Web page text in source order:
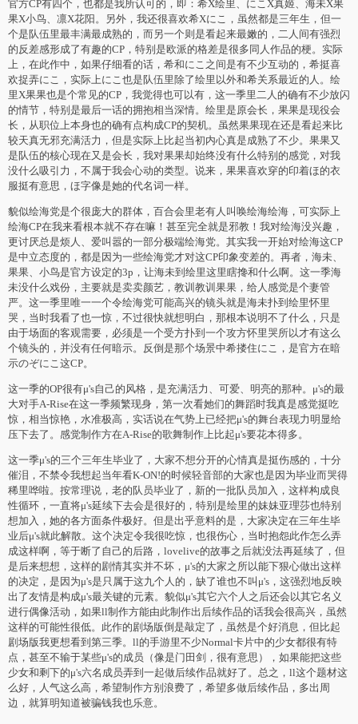
官方CP有四个，也都是我所认可的，即：希X绘里、にこX真姬、海未X果
果X小鸟、凛X花阳。另外，我还很喜欢希Xにこ，虽然都是三年生，但一
个是队伍里最丰满最成熟的，而另一个则是看起来最嫩的，二人间有强烈
的反差感形成了有趣的CP，特别是欧派的格差是很多同人作品的梗。实际
上，在此作中，如果仔细看的话，希和にこ之间是有不少互动的，希挺喜
欢捉弄にこ，实际上にこ也是队伍里除了绘里以外和希关系最近的人。绘
里X果果也是个常见的CP，我觉得也可以有，这一季里二人的确有不少放闪
的情节，特别是最后一话的拥抱相当深情。绘里是原会长，果果是现役会
长，从职位上本身也的确有点构成CP的契机。虽然果果现在还是看起来比
较天真无邪充满活力，但是实际上比起当初内心真是成熟了不少。果果又
是队伍的核心现在又是会长，我对果果却始终没有什么特别的感觉，对我
没什么吸引力，不属于我会心动的类型。说来，果果喜欢穿的印着ほ的衣
服挺有意思，ほ字像是她的代名词一样。
貌似绘海党是个很庞大的群体，百合会里老有人叫唤绘海绘海，可实际上
绘海CP在我来看根本就不存在嘛！甚至完全就是邪教！我对绘海没兴趣，
更讨厌总是烦人、爱叫嚣的一部分极端绘海党。其实我一开始对绘海这CP
是中立态度的，都是因为一些绘海党才对这CP印象变差的。再者，海未、
果果、小鸟是官方设定的3p，让海未到绘里这里瞎搀和什么啊。这一季海
未没什么戏份，主要就是卖卖颜艺，教训教训果果，给人感觉是个妻管
严。这一季里唯一一个令绘海党可能高兴的镜头就是海未扑到绘里怀里
哭，当时我看了也一惊，不过很快就想明白，那根本说明不了什么，只是
由于场面的客观需要，必须是一个受方扑到一个攻方怀里哭所以才有这么
个镜头的，并没有任何暗示。反倒是那个场景中希搂住にこ，是官方在暗
示のぞにこ这CP。
这一季的OP很有μ's自己的风格，是充满活力、可爱、明亮的那种。μ's的最
大对手A-Rise在这一季频繁现身，第一次看她们的舞蹈时我真是感觉挺吃
惊，相当惊艳，水准极高，实话说在气势上已经把μ's的舞台表现力明显给
压下去了。感觉制作方在A-Rise的歌舞制作上比起μ's要花本得多。
这一季μ's的三个三年生毕业了，大家不想分开的心情真是挺伤感的，十分
催泪，不禁令我想起当年看K-ON!的时候轻音部的大家也是因为毕业而哭得
稀里哗啦。按常理说，老的队员毕业了，新的一批队员加入，这样构成良
性循环，一直将μ's延续下去会是很好的，特别是绘里的妹妹亚理莎也特别
想加入，她的各方面条件极好。但是出乎意料的是，大家决定在三年生毕
业后μ's就此解散。这个决定令我很吃惊，也很伤心，当时抱怨此作怎么弄
成这样啊，等于断了自己的后路，lovelive的故事之后就没法再延续了，但
是后来想想，这样的剧情其实并不坏，μ's的大家之所以能下狠心做出这样
的决定，是因为μ's是只属于这九个人的，缺了谁也不叫μ's，这强烈地反映
出了友情是构成μ's最关键的元素。貌似μ's其它六个人之后还会以其它名义
进行偶像活动，如果ll制作方能由此制作出后续作品的话我会很高兴，虽然
这样的可能性很低。此作的剧场版倒是敲定了，虽然是个好消息，但比起
剧场版我更想看到第三季。ll的手游里不少Normal卡片中的少女都很有特
点，甚至不输于某些μ's的成员（像是门田剑，很有意思），如果能把这些
少女和剩下的μ's六名成员弄到一起做后续作品就好了。总之，ll这个题材这
么好，人气这么高，希望制作方别浪费了，希望多做后续作品，多出周
边，就算明知道被骗钱我也乐意。